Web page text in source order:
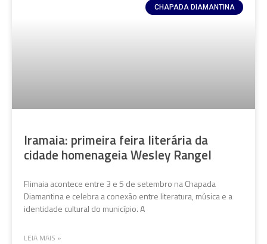
CHAPADA DIAMANTINA
Iramaia: primeira feira literária da
cidade homenageia Wesley Rangel
Flimaia acontece entre 3 e 5 de setembro na Chapada
Diamantina e celebra a conexão entre literatura, música e a
identidade cultural do município. A
LEIA MAIS »